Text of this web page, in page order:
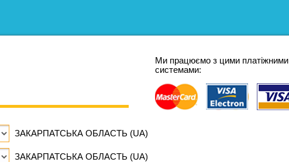
Ми працюємо з цими платіжними
системами:
ЗАКАРПАТСЬКА ОБЛАСТЬ (UA)
ЗАКАРПАТСЬКА ОБЛАСТЬ (UA)